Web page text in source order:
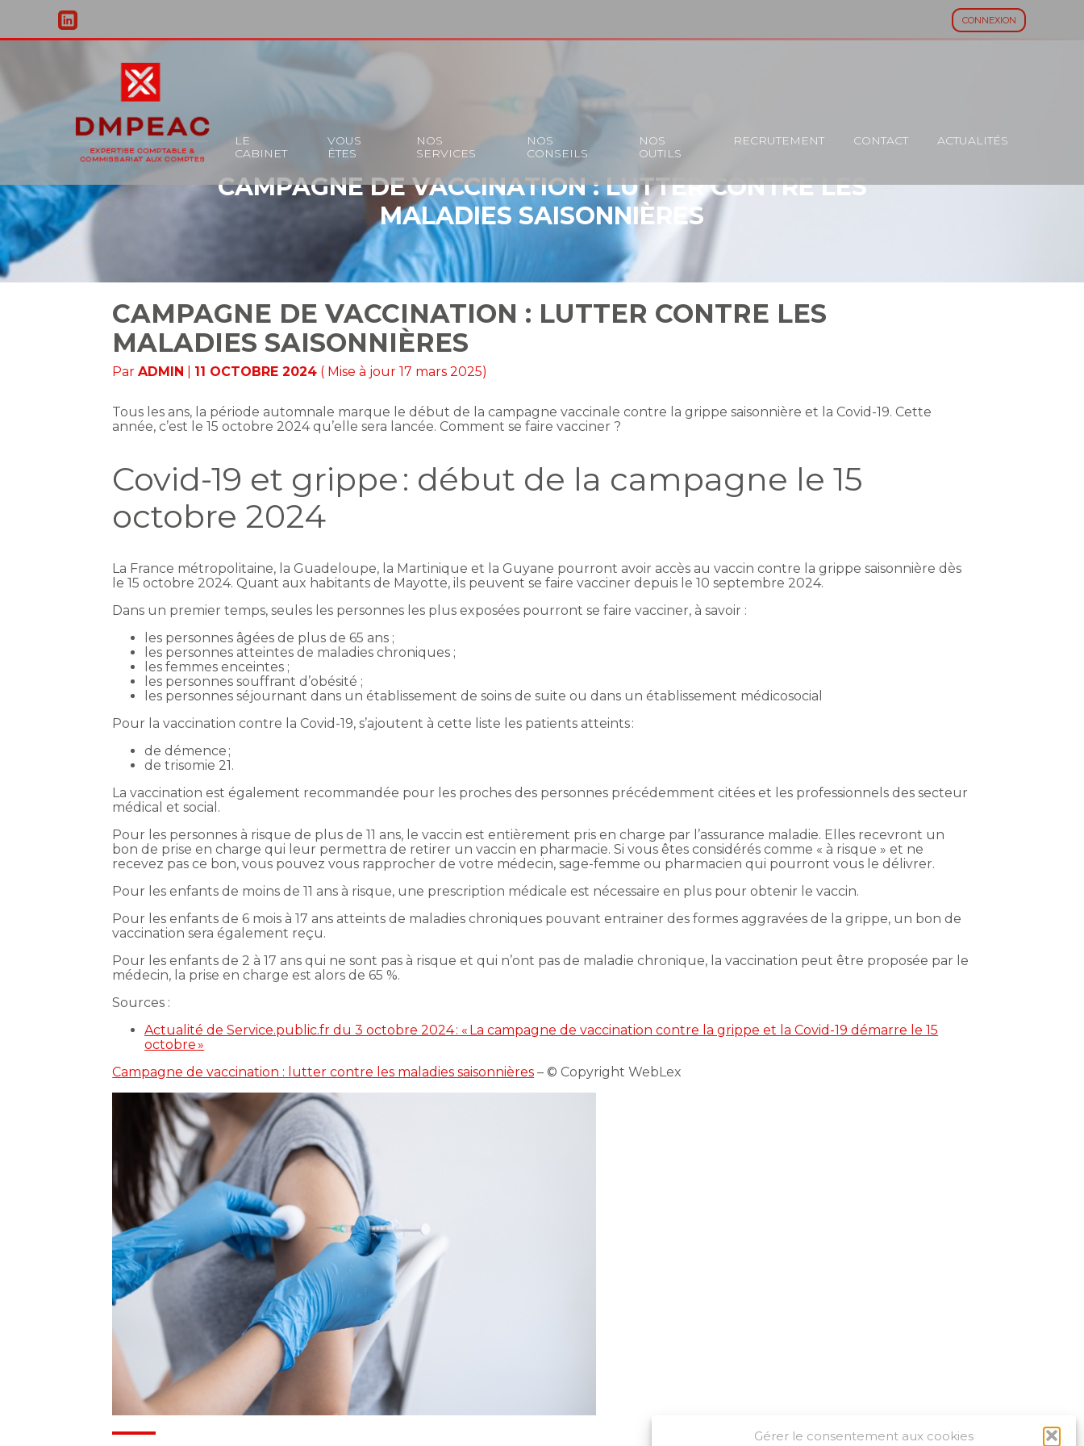
Gérer le consentement aux cookies
CONNEXION
au
contenu
Principal
LE
CABINET
VOUS
ÊTES
NOS
SERVICES
NOS
CONSEILS
NOS
OUTILS
RECRUTEMENT CONTACT ACTUALITÉS
CAMPAGNE DE VACCINATION : LUTTER CONTRE LES
MALADIES SAISONNIÈRES
CAMPAGNE DE VACCINATION : LUTTER CONTRE LES
MALADIES SAISONNIÈRES
ParADMIN 11 OCTOBRE 2024 ( Mise à jour 17 mars 2025)
Tous les ans, la période automnale marque le début de la campagne vaccinale contre la grippe saisonnière et la Covid-19. Cette
année, c’est le 15 octobre 2024 qu’elle sera lancée. Comment se faire vacciner ?
Covid-19 et grippe : début de la campagne le 15
octobre 2024
La France métropolitaine, la Guadeloupe, la Martinique et la Guyane pourront avoir accès au vaccin contre la grippe saisonnière dès
le 15 octobre 2024. Quant aux habitants de Mayotte, ils peuvent se faire vacciner depuis le 10 septembre 2024.
Dans un premier temps, seules les personnes les plus exposées pourront se faire vacciner, à savoir :
les personnes âgées de plus de 65 ans ;
les personnes atteintes de maladies chroniques ;
les femmes enceintes ;
les personnes souffrant d’obésité ;
les personnes séjournant dans un établissement de soins de suite ou dans un établissement médicosocial
Pour la vaccination contre la Covid-19, s’ajoutent à cette liste les patients atteints :
de démence ;
de trisomie 21.
La vaccination est également recommandée pour les proches des personnes précédemment citées et les professionnels des secteur
médical et social.
Pour les personnes à risque de plus de 11 ans, le vaccin est entièrement pris en charge par l’assurance maladie. Elles recevront un
bon de prise en charge qui leur permettra de retirer un vaccin en pharmacie. Si vous êtes considérés comme « à risque » et ne
recevez pas ce bon, vous pouvez vous rapprocher de votre médecin, sage-femme ou pharmacien qui pourront vous le délivrer.
Pour les enfants de moins de 11 ans à risque, une prescription médicale est nécessaire en plus pour obtenir le vaccin.
Pour les enfants de 6 mois à 17 ans atteints de maladies chroniques pouvant entrainer des formes aggravées de la grippe, un bon de
vaccination sera également reçu.
Pour les enfants de 2 à 17 ans qui ne sont pas à risque et qui n’ont pas de maladie chronique, la vaccination peut être proposée par le
médecin, la prise en charge est alors de 65 %.
Sources :
Actualité de Service.public.fr du 3 octobre 2024 : « La campagne de vaccination contre la grippe et la Covid-19 démarre le 15
octobre »
Campagne de vaccination : lutter contre les maladies saisonnières – © Copyright WebLex